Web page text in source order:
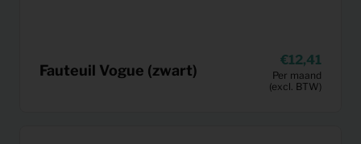
Fauteuil Vogue (zwart)
12,41
Per maand
(excl. BTW)